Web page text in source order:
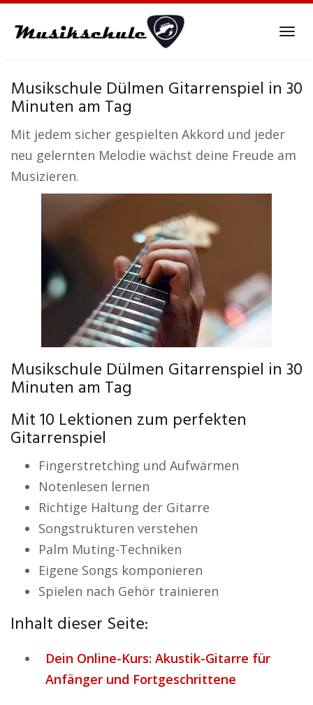
Musikschule Dülmen Gitarrenspiel in 30
Minuten am Tag
Mit jedem sicher gespielten Akkord und jeder
neu gelernten Melodie wächst deine Freude am
Musizieren.
Musikschule Dülmen Gitarrenspiel in 30
Minuten am Tag
Mit 10 Lektionen zum perfekten
Gitarrenspiel
Fingerstretching und Aufwärmen
Notenlesen lernen
Richtige Haltung der Gitarre
Songstrukturen verstehen
Palm Muting-Techniken
Eigene Songs komponieren
Spielen nach Gehör trainieren
Inhalt dieser Seite:
Dein Online-Kurs: Akustik-Gitarre für
Anfänger und Fortgeschrittene